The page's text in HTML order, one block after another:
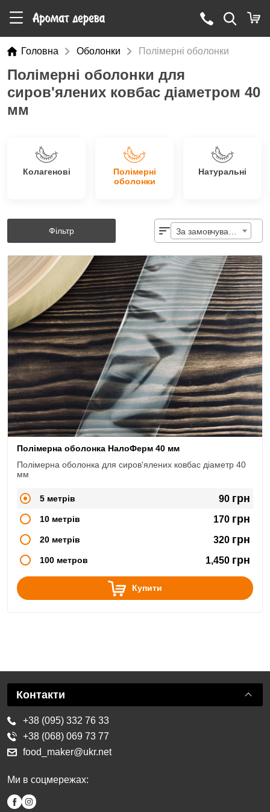
Головна Оболонки Полімерні оболонки
Полімерні оболонки для
сиров'ялених ковбас діаметром 40
мм
Колагенові
Полімерні
оболонки
Натуральні
Фільтр
Полімерна оболонка НалоФерм 40 мм
Полімерна оболонка для сиров'ялених ковбас діаметр 40
мм
5 метрів 90 грн
10 метрів 170 грн
20 метрів 320 грн
100 метров 1,450 грн
Купити
Контакти
+38 (095) 332 76 33
+38 (068) 069 73 77
food_maker@ukr.net
Ми в соцмережах: